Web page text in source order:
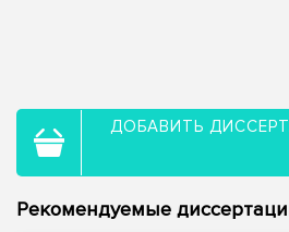
ДОБАВИТЬ
Рекомендуемые